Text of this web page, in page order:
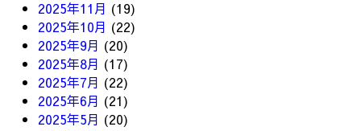
2025年11月 (19)
2025年10月 (22)
2025年9月 (20)
2025年8月 (17)
2025年7月 (22)
2025年6月 (21)
2025年5月 (20)